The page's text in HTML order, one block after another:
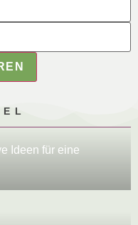
Ideen für eine